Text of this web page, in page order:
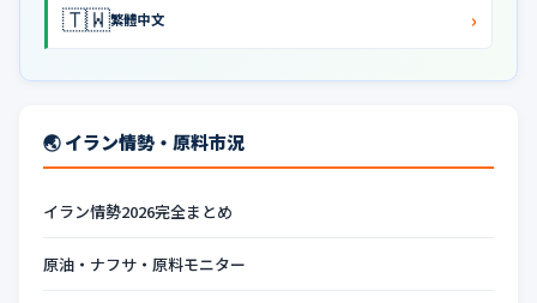
🇹🇼繁體中文 ›
🌏 イラン情勢・原料市況
イラン情勢2026完全まとめ
原油・ナフサ・原料モニター